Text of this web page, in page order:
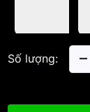
Số lượng: